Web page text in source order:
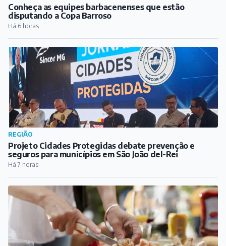
Conheça as equipes barbacenenses que estão
disputando a Copa Barroso
Há 6 horas
REGIÃO
Projeto Cidades Protegidas debate prevenção e
seguros para municípios em São João del-Rei
Há 7 horas